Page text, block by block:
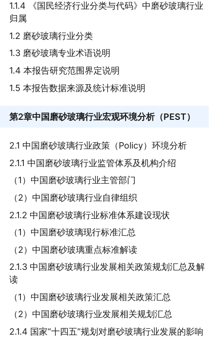
1.1.4 《国民经济行业分类与代码》中磨砂玻璃行业
归属
1.2 磨砂玻璃行业分类
1.3 磨砂玻璃专业术语说明
1.4 本报告研究范围界定说明
1.5 本报告数据来源及统计标准说明
第2章中国磨砂玻璃行业宏观环境分析（PEST）
2.1 中国磨砂玻璃行业政策（Policy）环境分析
2.1.1 中国磨砂玻璃行业监管体系及机构介绍
（1）中国磨砂玻璃行业主管部门
（2）中国磨砂玻璃行业自律组织
2.1.2 中国磨砂玻璃行业标准体系建设现状
（1）中国磨砂玻璃现行标准汇总
（2）中国磨砂玻璃重点标准解读
2.1.3 中国磨砂玻璃行业发展相关政策规划汇总及解
读
（1）中国磨砂玻璃行业发展相关政策汇总
（2）中国磨砂玻璃行业发展相关规划汇总
2.1.4 国家“十四五”规划对磨砂玻璃行业发展的影响